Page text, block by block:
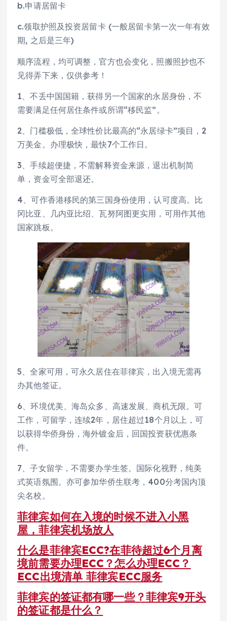
b.申请居留卡
c.领取护照及投资居留卡 (一般居留卡第一次一年有效
期, 之后是三年)
顺序流程，均可调整，官方也会变化，照搬照抄也不
见得弄下来，仅供参考！
1、不丢中国国籍，获得另一个国家的永居身份，不
需要满足任何居住条件或所谓“移民监”。
2、门槛极低，全球性价比最高的“永居绿卡”项目，2
万美金。办理极快，最快7个工作日。
3、手续超便捷，不需解释资金来源，退出机制简
单，资金可全部退还。
4、可作香港移民的第三国身份使用，认可度高。比
冈比亚、几内亚比绍、瓦努阿图更实用，可用作其他
国家跳板。
5、全家可用，可永久居住在菲律宾，出入境无需再
办其他签证。
6、环境优美、海岛众多、高速发展、商机无限。可
工作，可留学，连续2年，居住超过18个月以上，可
以获得华侨身份，海外镀金后，回国投资获优惠条
件。
7、子女留学，不需要办学生签。国际化视野，纯美
式英语氛围。亦可参加华侨生联考，400分考国内顶
尖名校。
菲律宾如何在入境的时候不进入小黑
屋，菲律宾机场放人
什么是菲律宾ECC?在菲待超过6个月离
境前需要办理ECC？怎么办理ECC？
ECC出境清单 菲律宾ECC服务
菲律宾的签证都有哪一些？菲律宾9开头
的签证都是什么？